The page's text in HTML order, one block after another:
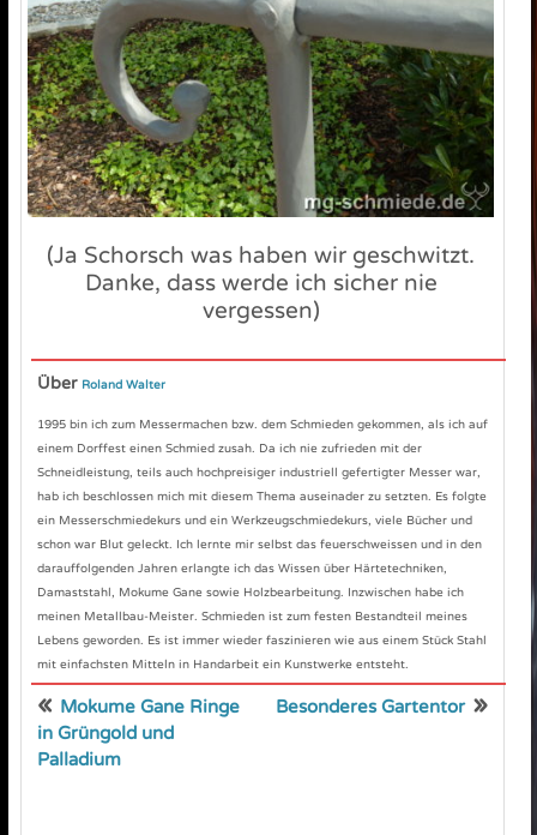
(Ja Schorsch was haben wir geschwitzt.
Danke, dass werde ich sicher nie
vergessen)
Über Roland Walter
1995 bin ich zum Messermachen bzw. dem Schmieden gekommen, als ich auf
einem Dorffest einen Schmied zusah. Da ich nie zufrieden mit der
Schneidleistung, teils auch hochpreisiger industriell gefertigter Messer war,
hab ich beschlossen mich mit diesem Thema auseinader zu setzten. Es folgte
ein Messerschmiedekurs und ein Werkzeugschmiedekurs, viele Bücher und
schon war Blut geleckt. Ich lernte mir selbst das feuerschweissen und in den
darauffolgenden Jahren erlangte ich das Wissen über Härtetechniken,
Damaststahl, Mokume Gane sowie Holzbearbeitung. Inzwischen habe ich
meinen Metallbau-Meister. Schmieden ist zum festen Bestandteil meines
Lebens geworden. Es ist immer wieder faszinieren wie aus einem Stück Stahl
mit einfachsten Mitteln in Handarbeit ein Kunstwerke entsteht.
« Mokume Gane Ringe
in Grüngold und
Palladium
Besonderes Gartentor»